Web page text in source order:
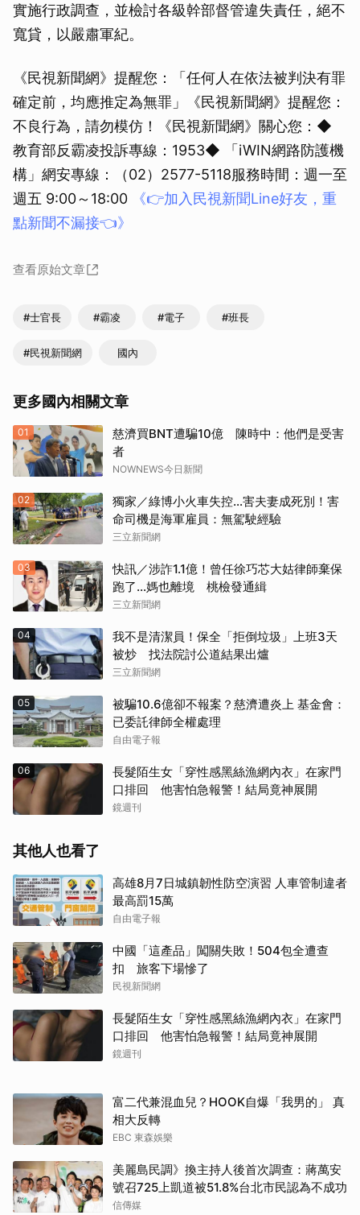
實施行政調查，並檢討各級幹部督管違失責任，絕不
寬貸，以嚴肅軍紀。
《民視新聞網》提醒您：「任何人在依法被判決有罪
確定前，均應推定為無罪」《民視新聞網》提醒您：
不良行為，請勿模仿！《民視新聞網》關心您：◆
教育部反霸凌投訴專線：1953◆ 「iWIN網路防護機
構」網安專線：（02）2577-5118服務時間：週一至
週五 9:00～18:00
《👉加入民視新聞Line好友，重
點新聞不漏接👈》
查看原始文章
#士官長 #霸凌 #電子 #班長
#民視新聞網 國內
更多國內相關文章
01
慈濟買BNT遭騙10億 陳時中：他們是受害
者
NOWNEWS今日新聞
02
獨家／綠博小火車失控…害夫妻成死別！害
命司機是海軍雇員：無駕駛經驗
三立新聞網
03
快訊／涉詐1.1億！曾任徐巧芯大姑律師棄保
跑了…媽也離境 桃檢發通緝
三立新聞網
04
我不是清潔員！保全「拒倒垃圾」上班3天
被炒 找法院討公道結果出爐
三立新聞網
05
被騙10.6億卻不報案？慈濟遭炎上 基金會：
已委託律師全權處理
自由電子報
06
長髮陌生女「穿性感黑絲漁網內衣」在家門
口排回 他害怕急報警！結局竟神展開
鏡週刊
其他人也看了
高雄8月7日城鎮韌性防空演習 人車管制違者
最高罰15萬
自由電子報
中國「這產品」闖關失敗！504包全遭查
扣 旅客下場慘了
民視新聞網
長髮陌生女「穿性感黑絲漁網內衣」在家門
口排回 他害怕急報警！結局竟神展開
鏡週刊
富二代兼混血兒？HOOK自爆「我男的」 真
相大反轉
EBC 東森娛樂
美麗島民調》換主持人後首次調查：蔣萬安
號召725上凱道被51.8%台北市民認為不成功
信傳媒